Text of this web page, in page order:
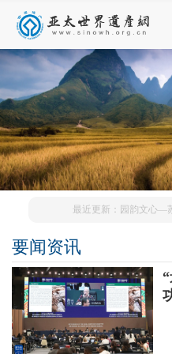
最近更新：园韵文心—
要闻资讯